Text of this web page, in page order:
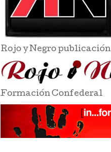
Rojo y Negro publicación
Formación Confederal